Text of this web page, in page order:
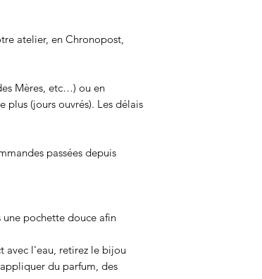
atelier, en Chronopost,
Mères, etc…) ou en
(jours ouvrés). Les délais
passées depuis
une pochette douce afin
avec l'eau, retirez le bijou
du parfum, des